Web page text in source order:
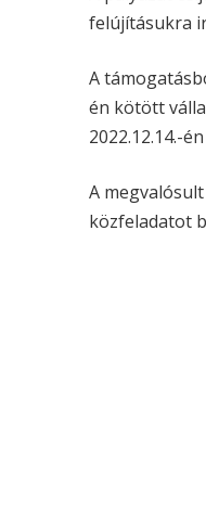
felújításukra
A
én kötött
2022.12.14.-
A
közfeladatot